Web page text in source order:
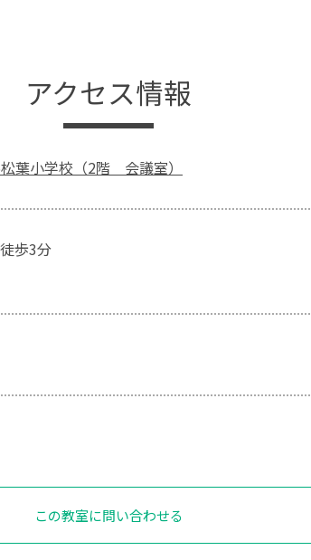
アクセス情報
葉小学校（2階 会議室）
歩3分
この教室に問い合わせる